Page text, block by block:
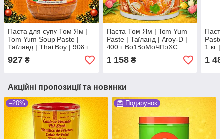
Паста для супу Том Ям |
Tom Yum Soup Paste |
Таїланд | Thai Boy | 908 г
Ч
927 ₴
Паста Том Ям | Tom Yum
Paste | Таїланд | Aroy-D |
400 г Во1ВоМоЧПоXC
1 158₴
1 кг
1
Акційні пропозиції та новинки
–20% Подарунок